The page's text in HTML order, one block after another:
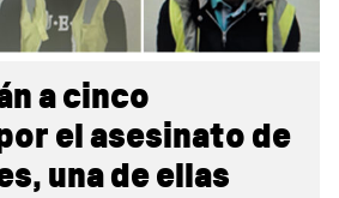
a cinco
el asesinato de
una de ellas